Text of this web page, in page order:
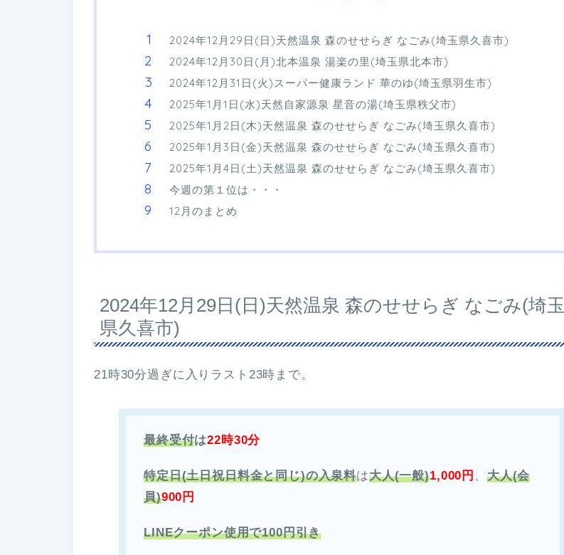
2024年12月29日(日)天然温泉 森のせせらぎ なごみ(埼玉県久喜市)
2024年12月30日(月)北本温泉 湯楽の里(埼玉県北本市)
2024年12月31日(火)スーパー健康ランド 華のゆ(埼玉県羽生市)
2025年1月1日(水)天然自家源泉 星音の湯(埼玉県秩父市)
2025年1月2日(木)天然温泉 森のせせらぎ なごみ(埼玉県久喜市)
2025年1月3日(金)天然温泉 森のせせらぎ なごみ(埼玉県久喜市)
2025年1月4日(土)天然温泉 森のせせらぎ なごみ(埼玉県久喜市)
今週の第１位は・・・
12月のまとめ
2024年12月29日(日)天然温泉 森のせせらぎ なごみ(埼玉
県久喜市)
21時30分過ぎに入りラスト23時まで。
最終受付は22時30分
特定日(土日祝日料金と同じ)の入泉料は大人(一般)1,000円 、 大人(会
員)900円
LINEクーポン使用で100円引き